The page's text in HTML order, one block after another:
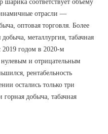
соответствует объему
отрасли —
оптовая торговля. Более
металлургия, табачная
годом в 2020-м
и отрицательным
рентабельность
остались только три
добыча, табачная